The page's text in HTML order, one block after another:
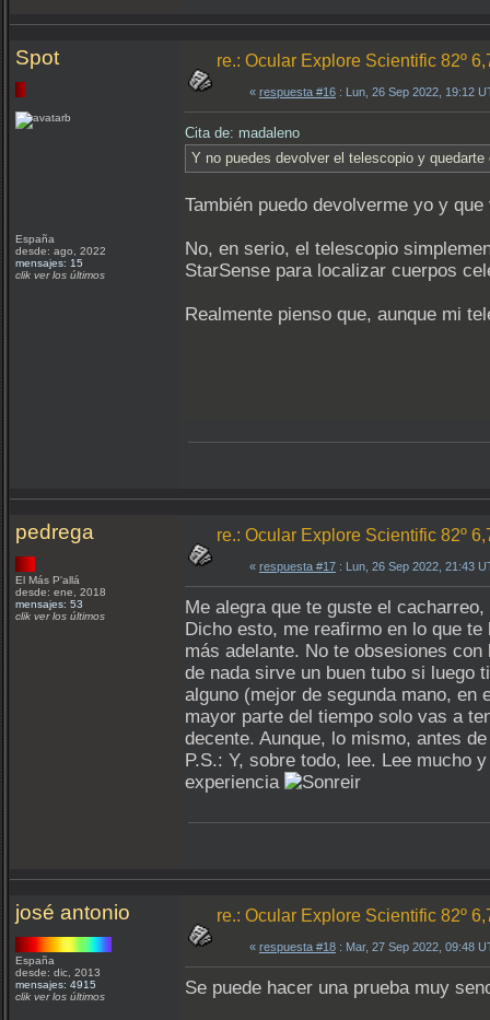
Spot
España
desde: ago, 2022
mensajes: 15
clik ver los últimos
re.: Ocular Explore Scientific 82º
« respuesta #16 : Lun, 26 Sep 2022, 19:12
Cita de: madaleno
Y no puedes devolver el telescopio y quedarte
También puedo devolverme yo y
No, en serio, el telescopio
StarSense para localizar cuerpos
Realmente pienso que, aunque mi
pedrega
El Más P'allá
desde: ene, 2018
mensajes: 53
clik ver los últimos
re.: Ocular Explore Scientific 82º
« respuesta #17 : Lun, 26 Sep 2022, 21:43
Me alegra que te guste el
Dicho esto, me reafirmo en lo que
más adelante. No te obsesiones
de nada sirve un buen tubo si luego
alguno (mejor de segunda mano,
mayor parte del tiempo solo vas a
decente. Aunque, lo mismo, antes
P.S.: Y, sobre todo, lee. Lee mucho
experiencia
josé antonio
España
desde: dic, 2013
mensajes: 4915
clik ver los últimos
re.: Ocular Explore Scientific 82º
« respuesta #18 : Mar, 27 Sep 2022, 09:48
Se puede hacer una prueba muy